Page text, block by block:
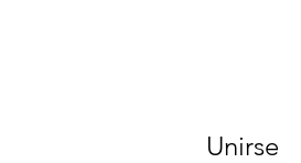
Unirse